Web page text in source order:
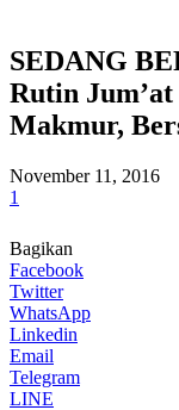
SEDANG
Rutin
Makmur,
November 11, 2016
1
Bagikan
Facebook
Twitter
WhatsApp
Linkedin
Email
Telegram
LINE